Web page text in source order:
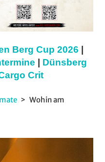
Berg Cup 2026 |
| Dünsberg
Crit
Wohin am